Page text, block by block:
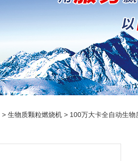
> 生物质颗粒燃烧机 > 100万大卡全自动生